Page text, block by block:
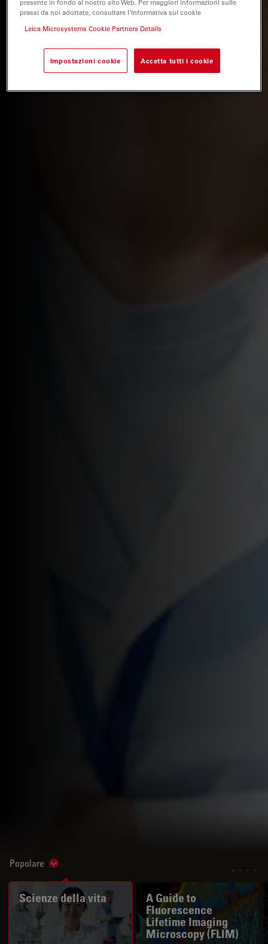
Popolare Show subnavigation
Scienze della vita
A Guide to
Fluorescence
Lifetime Imaging
Microscopy (FLIM)
presente in fondo al nostro sito Web. Per maggiori informazioni sulle
prassi da noi adottate, consultare l'Informativa sui cookie
Leica Microsystems Cookie Partners Details
Impostazioni cookie Accetta tutti i cookie